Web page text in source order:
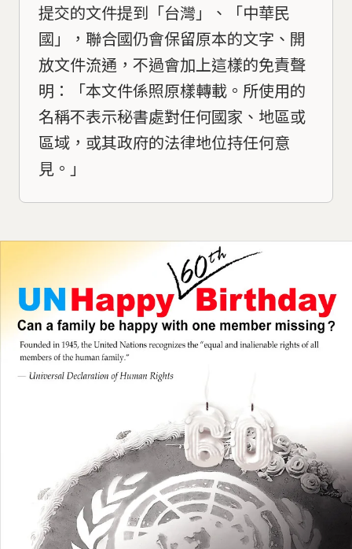
提交的文件提到「台灣」、「中華民
國」，聯合國仍會保留原本的文字、開
放文件流通，不過會加上這樣的免責聲
明：「本文件係照原樣轉載。所使用的
名稱不表示秘書處對任何國家、地區或
區域，或其政府的法律地位持任何意
見。」